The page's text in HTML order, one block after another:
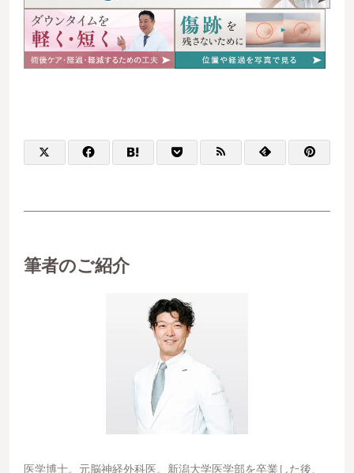
筆者のご紹介
医学博⼠。元脳神経外科医。新潟⼤学医学部を卒業した後、